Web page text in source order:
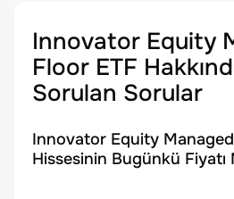
Innovator Equity
Floor ETF
Sorulan Sorular
Innovator Equity
Hissesinin Bugünkü Fiyatı